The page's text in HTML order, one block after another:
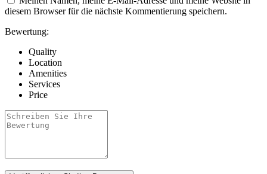
diesem Browser für die nächste Kommentierung speichern.
Bewertung:
Quality
Location
Amenities
Services
Price